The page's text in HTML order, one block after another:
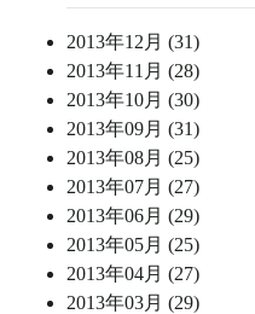
2013年12月 (31)
2013年11月 (28)
2013年10月 (30)
2013年09月 (31)
2013年08月 (25)
2013年07月 (27)
2013年06月 (29)
2013年05月 (25)
2013年04月 (27)
2013年03月 (29)